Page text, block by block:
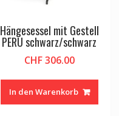
Hängesessel mit Gestell
PERU schwarz/schwarz
CHF306.00
In den Warenkorb